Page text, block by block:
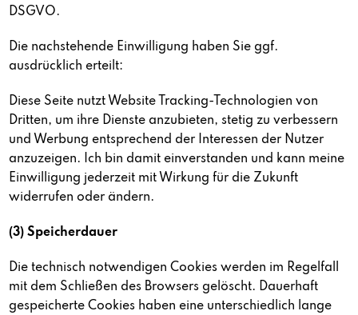
DSGVO.
Die nachstehende Einwilligung haben Sie ggf.
ausdrücklich erteilt:
Diese Seite nutzt Website Tracking-Technologien von
Dritten, um ihre Dienste anzubieten, stetig zu verbessern
und Werbung entsprechend der Interessen der Nutzer
anzuzeigen. Ich bin damit einverstanden und kann meine
Einwilligung jederzeit mit Wirkung für die Zukunft
widerrufen oder ändern.
(3) Speicherdauer
Die technisch notwendigen Cookies werden im Regelfall
mit dem Schließen des Browsers gelöscht. Dauerhaft
gespeicherte Cookies haben eine unterschiedlich lange